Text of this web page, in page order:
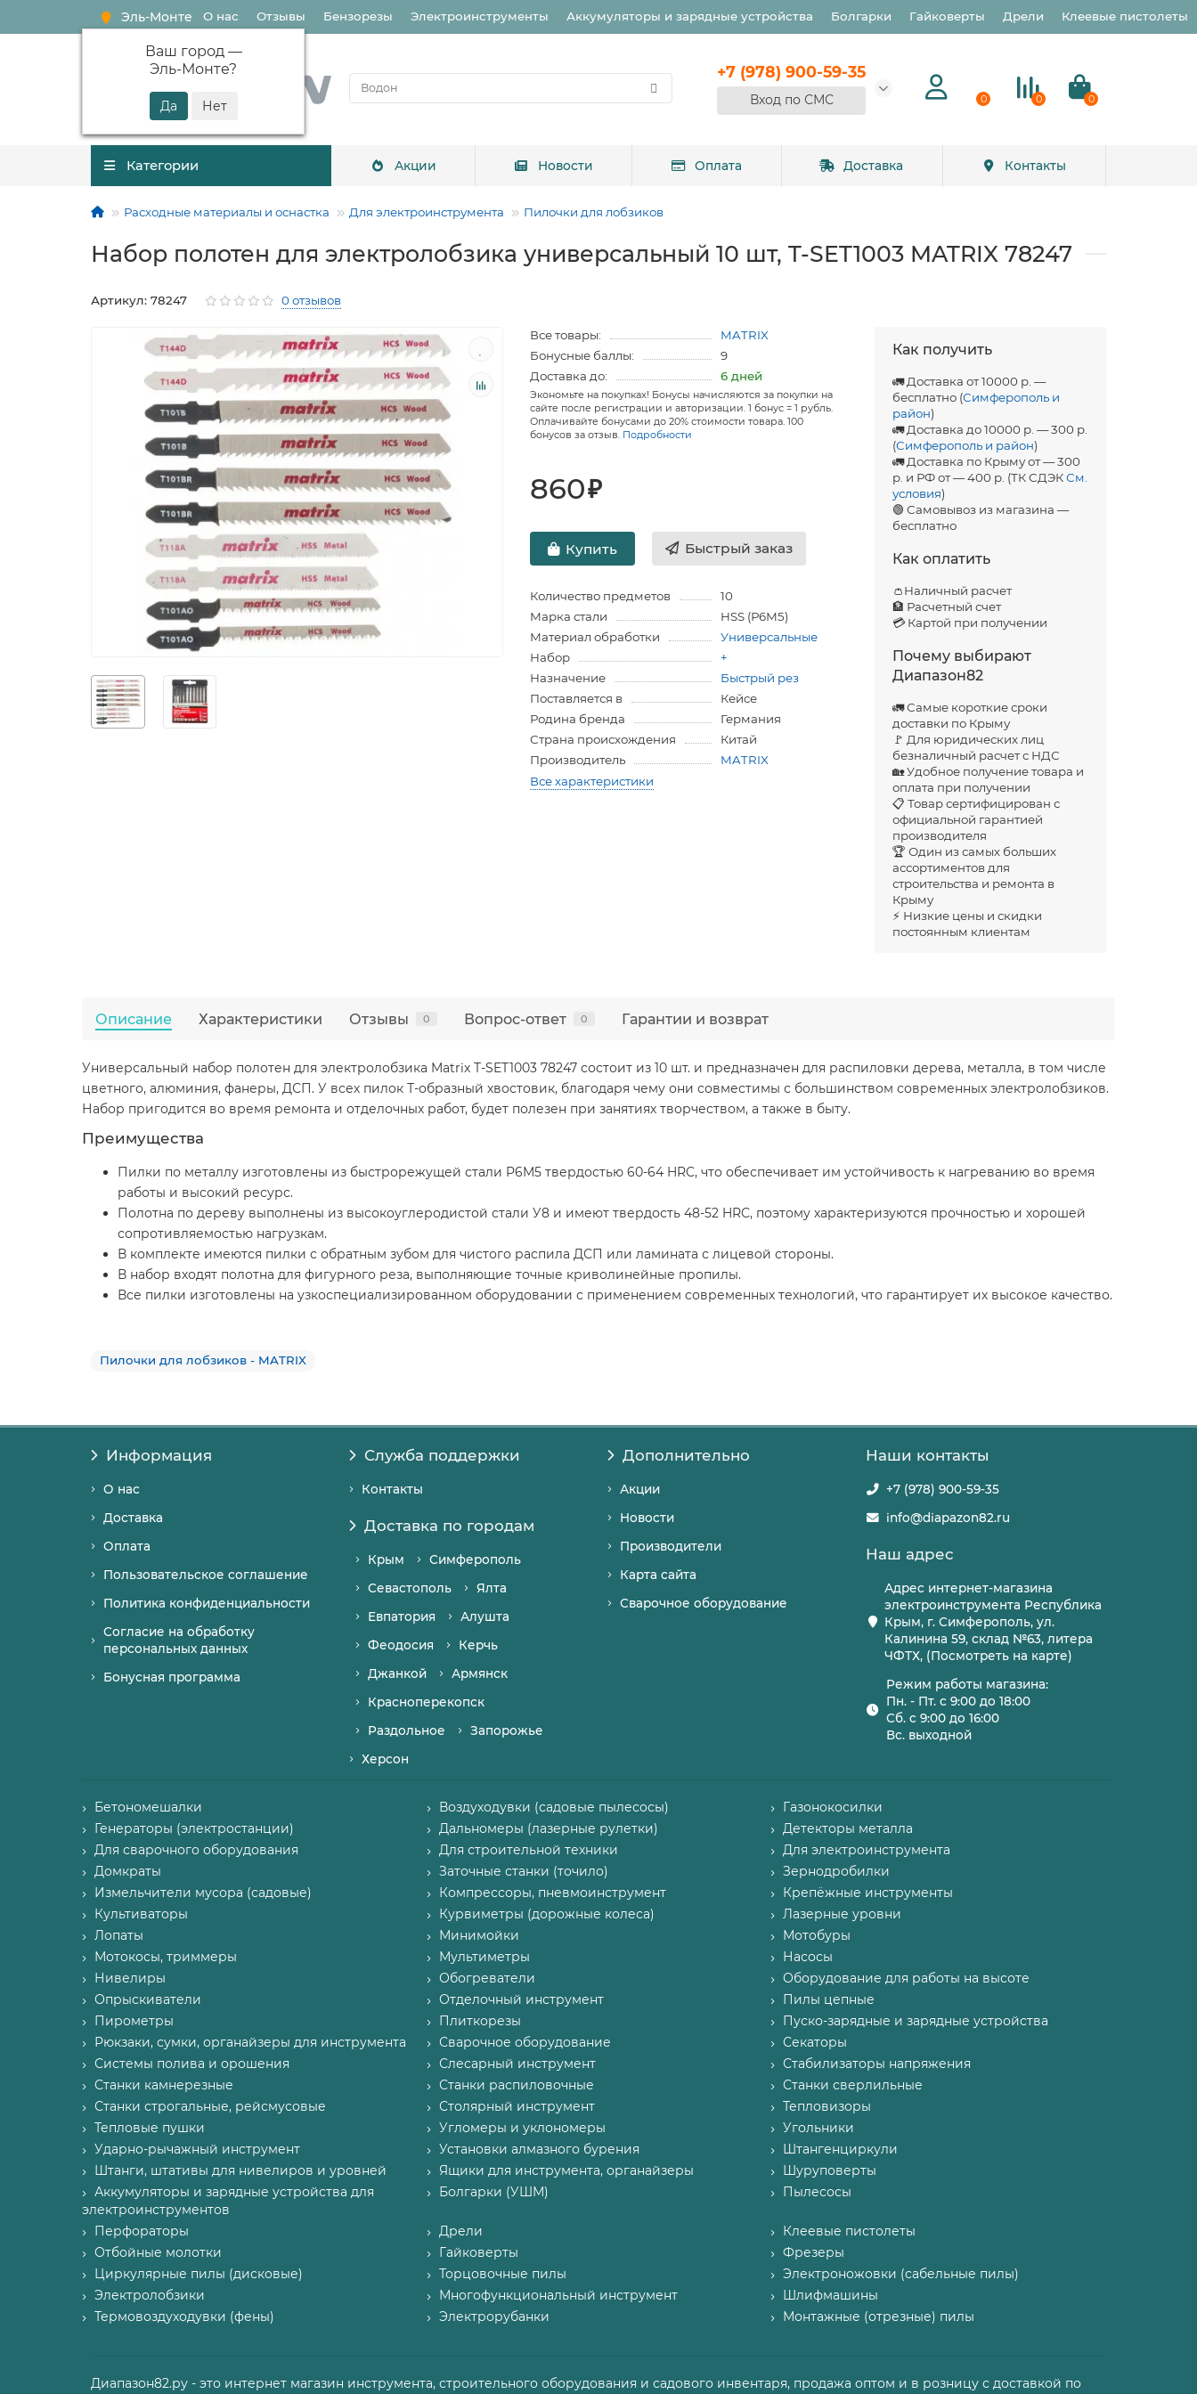
Эль-Монте
Ваш город —
Эль-Монте?
О нас Отзывы Бензорезы Электроинструменты Аккумуляторы и зарядные устройства Болгарки Гайковерты Дрели Клеевые пистолеты
+7 (978) 900-59-35
Вход по СМС 0 0 0
Категории Акции Новости Оплата Доставка Контакты
Расходные материалы и оснастка Для электроинструмента Пилочки для лобзиков
Набор полотен для электролобзика универсальный 10 шт, T-SET1003 MATRIX 78247
Артикул: 78247 0 отзывов
Все товары:
MATRIX
Бонусные баллы:
9
Доставка до:
6 дней
Экономьте на покупках! Бонусы начисляются за покупки на
сайте после регистрации и авторизации. 1 бонус = 1 рубль.
Оплачивайте бонусами до 20% стоимости товара. 100
бонусов за отзыв. Подробности
860₽
Купить Быстрый заказ
Количество предметов
10
Марка стали
HSS (Р6М5)
Материал обработки
Универсальные
Набор
+
Назначение
Быстрый рез
Поставляется в
Кейсе
Родина бренда
Германия
Страна происхождения
Китай
Производитель
MATRIX
Все характеристики
Как получить
🚛 Доставка от 10000 р. —
бесплатно (Симферополь и
район)
🚛 Доставка до 10000 р. — 300 р.
(Симферополь и район)
🚛 Доставка по Крыму от — 300
р. и РФ от — 400 р. (ТК СДЭКСм.
условия)
🟢 Самовывоз из магазина —
бесплатно
Как оплатить
👛Наличный расчет
🏦 Расчетный счет
💳 Картой при получении
Почему выбирают
Диапазон82
🚛 Самые короткие сроки
доставки по Крыму
🚩 Для юридических лиц
безналичный расчет с НДС
🏡 Удобное получение товара и
оплата при получении
📋 Товар сертифицирован с
официальной гарантией
производителя
🏆 Один из самых больших
ассортиментов для
строительства и ремонта в
Крыму
⚡ Низкие цены и скидки
постоянным клиентам
Описание Характеристики Отзывы 0 Вопрос-ответ 0 Гарантии и возврат
Универсальный набор полотен для электролобзика Matrix T-SET1003 78247 состоит из 10 шт. и предназначен для распиловки дерева, металла, в том числе
цветного, алюминия, фанеры, ДСП. У всех пилок Т-образный хвостовик, благодаря чему они совместимы с большинством современных электролобзиков.
Набор пригодится во время ремонта и отделочных работ, будет полезен при занятиях творчеством, а также в быту.
Преимущества
Пилки по металлу изготовлены из быстрорежущей стали P6M5 твердостью 60-64 HRC, что обеспечивает им устойчивость к нагреванию во время
работы и высокий ресурс.
Полотна по дереву выполнены из высокоуглеродистой стали У8 и имеют твердость 48-52 HRC, поэтому характеризуются прочностью и хорошей
сопротивляемостью нагрузкам.
В комплекте имеются пилки с обратным зубом для чистого распила ДСП или ламината с лицевой стороны.
В набор входят полотна для фигурного реза, выполняющие точные криволинейные пропилы.
Все пилки изготовлены на узкоспециализированном оборудовании с применением современных технологий, что гарантирует их высокое качество.
Пилочки для лобзиков - MATRIX
Информация
О нас
Доставка
Оплата
Пользовательское соглашение
Политика конфиденциальности
Согласие на обработку
персональных данных
Бонусная программа
Служба поддержки
Контакты
Доставка по городам
Крым
Симферополь
Севастополь
Ялта
Евпатория
Алушта
Феодосия
Керчь
Джанкой
Армянск
Красноперекопск
Раздольное
Запорожье
Херсон
Дополнительно
Акции
Новости
Производители
Карта сайта
Сварочное оборудование
Наши контакты
+7 (978) 900-59-35
info@diapazon82.ru
Наш адрес
Адрес интернет-магазина
электроинструмента Республика
Крым, г. Симферополь, ул.
Калинина 59, склад №63, литера
ЧФТХ, (Посмотреть на карте)
Режим работы магазина:
Пн. - Пт. с 9:00 до 18:00
Сб. с 9:00 до 16:00
Вс. выходной
Бетономешалки Воздуходувки (садовые пылесосы)
Газонокосилки
Генераторы (электростанции)
Дальномеры (лазерные рулетки)
Детекторы металла
Для сварочного оборудования
Для строительной техники
Для электроинструмента
Домкраты
Заточные станки (точило)
Зернодробилки
Измельчители мусора (садовые)
Компрессоры, пневмоинструмент
Крепёжные инструменты
Культиваторы
Курвиметры (дорожные колеса)
Лазерные уровни
Лопаты
Минимойки
Мотобуры
Мотокосы, триммеры
Мультиметры
Насосы
Нивелиры
Обогреватели
Оборудование для работы на высоте
Опрыскиватели
Отделочный инструмент
Пилы цепные
Пирометры
Плиткорезы
Пуско-зарядные и зарядные устройства
Рюкзаки, сумки, органайзеры для инструмента
Сварочное оборудование
Секаторы
Системы полива и орошения
Слесарный инструмент
Стабилизаторы напряжения
Станки камнерезные
Станки распиловочные
Станки сверлильные
Станки строгальные, рейсмусовые
Столярный инструмент
Тепловизоры
Тепловые пушки
Угломеры и уклономеры
Угольники
Ударно-рычажный инструмент
Установки алмазного бурения
Штангенциркули
Штанги, штативы для нивелиров и уровней
Ящики для инструмента, органайзеры
Шуруповерты
Аккумуляторы и зарядные устройства для
электроинструментов
Болгарки (УШМ) Пылесосы
Перфораторы Дрели
Клеевые пистолеты
Отбойные молотки
Гайковерты
Фрезеры
Циркулярные пилы (дисковые)
Торцовочные пилы
Электроножовки (сабельные пилы)
Электролобзики
Многофункциональный инструмент
Шлифмашины
Термовоздуходувки (фены)
Электрорубанки Монтажные (отрезные) пилы
Диапазон82.ру - это интернет магазин инструмента, строительного оборудования и садового инвентаря, продажа оптом и в розницу с доставкой по